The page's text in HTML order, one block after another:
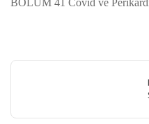
Bu ürüne ilk
Görüş ve önerileriniz için
Ürün resmi kalitesiz, bozuk